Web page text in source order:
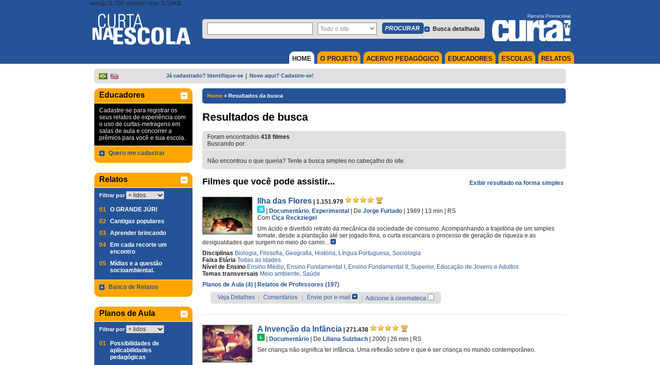
versão 0.700 session size: 0,19KB
Busca detalhada
Parceria Promocional
RELATOS
ESCOLAS
EDUCADORES
ACERVO PEDAGÓGICO
O PROJETO
HOME
Já cadastrado? Identifique-se Novo aqui? Cadastre-se!
Educadores
Cadastre-se para registrar os
seus relatos de experiência com
o uso de curtas-metragens em
salas de aula e concorrer a
prêmios para você e sua escola.
Quero me cadastrar
Relatos
Filtrar por
01 O GRANDE JÚRI
02 Cantigas populares
03 Aprender brincando
04
Em cada recorte um
encontro
05
Mídias e a questão
socioambiental.
Banco de Relatos
Planos de Aula
Filtrar por
01
Possibilidades de
aplicabilidades
pedagógicas
Home > Resultados da busca
Resultados de busca
Foram encontrados 418 filmes
Buscando por:
Não encontrou o que queria? Tente a busca simples no cabeçalho do site.
Exibir resultado na forma simples
Filmes que você pode assistir...
Ilha das Flores
| 1.151.979
Documentário, Experimental De Jorge Furtado | 1989 | 13 min
RS
Com Ciça Reckziegel
Um ácido e divertido retrato da mecânica da sociedade de consumo. Acompanhando a trajetória de um simples
tomate, desde a plantação até ser jogado fora, o curta escancara o processo de geração de riqueza e as
desigualdades que surgem no meio do camin...
Disciplinas Biologia, Filosofia, Geografia, História, Língua Portuguesa, Sociologia
Faixa Etária Todas as idades
Nível de Ensino Ensino Médio, Ensino Fundamental I , Ensino Fundamental II , Superior, Educação de Jovens e Adultos
Temas transversais Meio ambiente, Saúde
Planos de Aula (4)
| Relatos de Professores (197)
Veja Detalhes
Comentários Envie por e-mail Adicione à cinemateca
A Invenção da Infância
| 271.438
Documentário De Liliana Sulzbach | 2000 | 26 min
RS
Ser criança não significa ter infância. Uma reflexão sobre o que é ser criança no mundo contemporâneo.